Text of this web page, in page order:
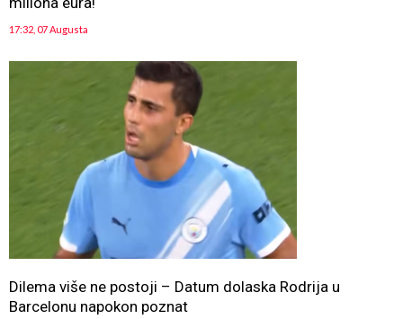
17:32, 07 Augusta
Dilema više ne postoji – Datum dolaska Rodrija u
Barcelonu napokon poznat